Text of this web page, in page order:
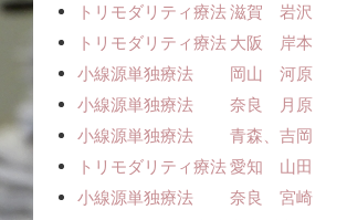
トリモダリティ療法 滋賀 岩沢
トリモダリティ療法 大阪 岸本
小線源単独療法 岡山 河原
小線源単独療法 奈良 月原
小線源単独療法 青森、吉岡
トリモダリティ療法 愛知 山田
小線源単独療法 奈良 宮崎